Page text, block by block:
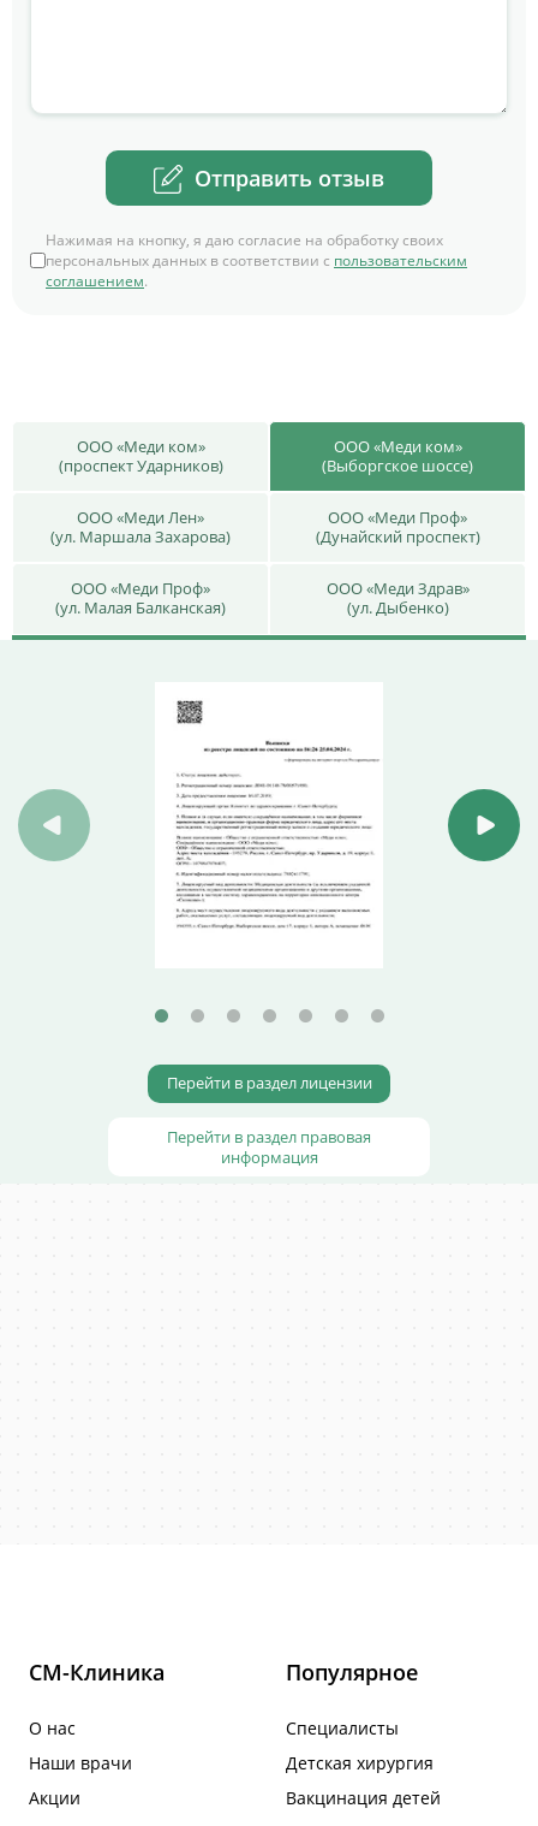
Отправить отзыв
Нажимая на кнопку, я даю согласие на обработку своих
персональных данных в соответствии с пользовательским
соглашением.
ООО «Меди ком»
(проспект Ударников)
ООО «Меди ком»
(Выборгское шоссе)
ООО «Меди Лен»
(ул. Маршала Захарова)
ООО «Меди Проф»
(Дунайский проспект)
ООО «Меди Проф»
(ул. Малая Балканская)
ООО «Меди Здрав»
(ул. Дыбенко)
Перейти в раздел лицензии
Перейти в раздел правовая
информация
СМ-Клиника
О нас
Наши врачи
Акции
Популярное
Специалисты
Детская хирургия
Вакцинация детей